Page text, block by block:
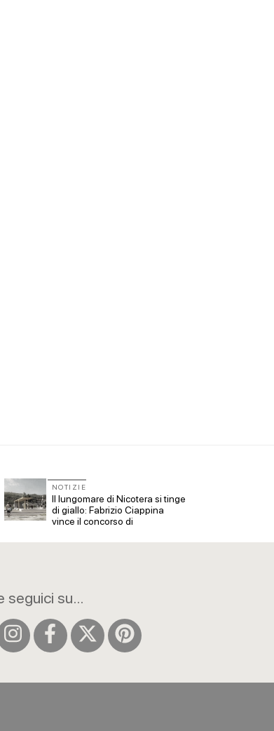
NOTIZIE
Il lungomare di Nicotera si tinge
di giallo: Fabrizio Ciappina
vince il concorso di
seguici su...